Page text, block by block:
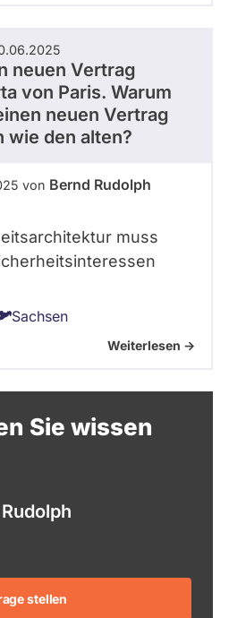
neuen Vertrag
von Paris. Warum
neuen Vertrag
wie den alten?
von Bernd Rudolph
muss
Sachsen
Weiterlesen ->
Sie wissen
stellen